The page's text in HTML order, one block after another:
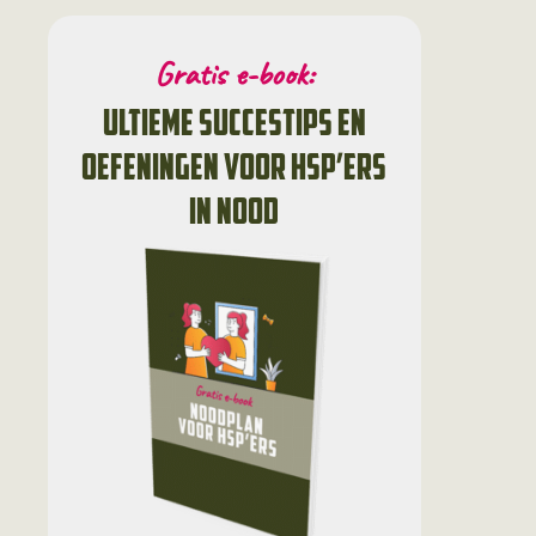
Gratis e-book:
ultieme succestips en
oefeningen voor HSP’ers
in nood